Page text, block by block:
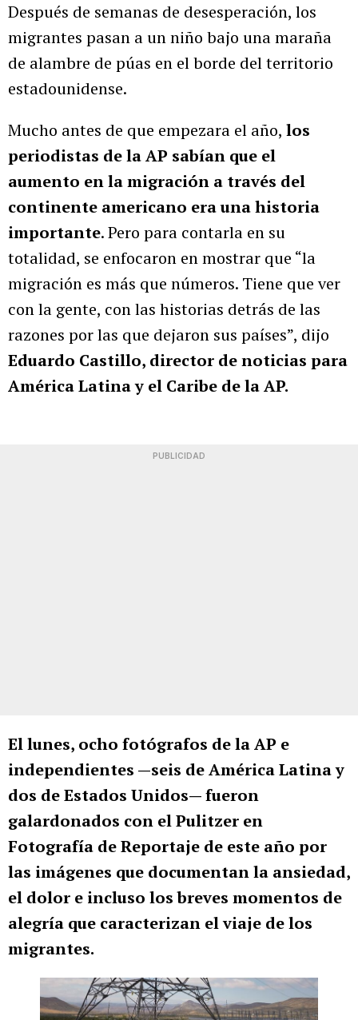
Después de semanas de desesperación, los
migrantes pasan a un niño bajo una maraña
de alambre de púas en el borde del territorio
estadounidense.
Mucho antes de que empezara el año, los
periodistas de la AP sabían que el
aumento en la migración a través del
continente americano era una historia
importante. Pero para contarla en su
totalidad, se enfocaron en mostrar que “la
migración es más que números. Tiene que ver
con la gente, con las historias detrás de las
razones por las que dejaron sus países”, dijo
Eduardo Castillo, director de noticias para
América Latina y el Caribe de la AP.
PUBLICIDAD
El lunes, ocho fotógrafos de la AP e
independientes —seis de América Latina y
dos de Estados Unidos— fueron
galardonados con el Pulitzer en
Fotografía de Reportaje de este año por
las imágenes que documentan la ansiedad,
el dolor e incluso los breves momentos de
alegría que caracterizan el viaje de los
migrantes.